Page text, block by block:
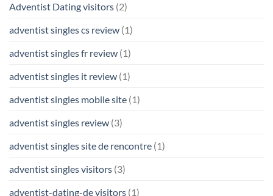
Adventist Dating visitors (2)
adventist singles cs review (1)
adventist singles fr review (1)
adventist singles it review (1)
adventist singles mobile site (1)
adventist singles review (3)
adventist singles site de rencontre (1)
adventist singles visitors (3)
adventist-dating-de visitors (1)